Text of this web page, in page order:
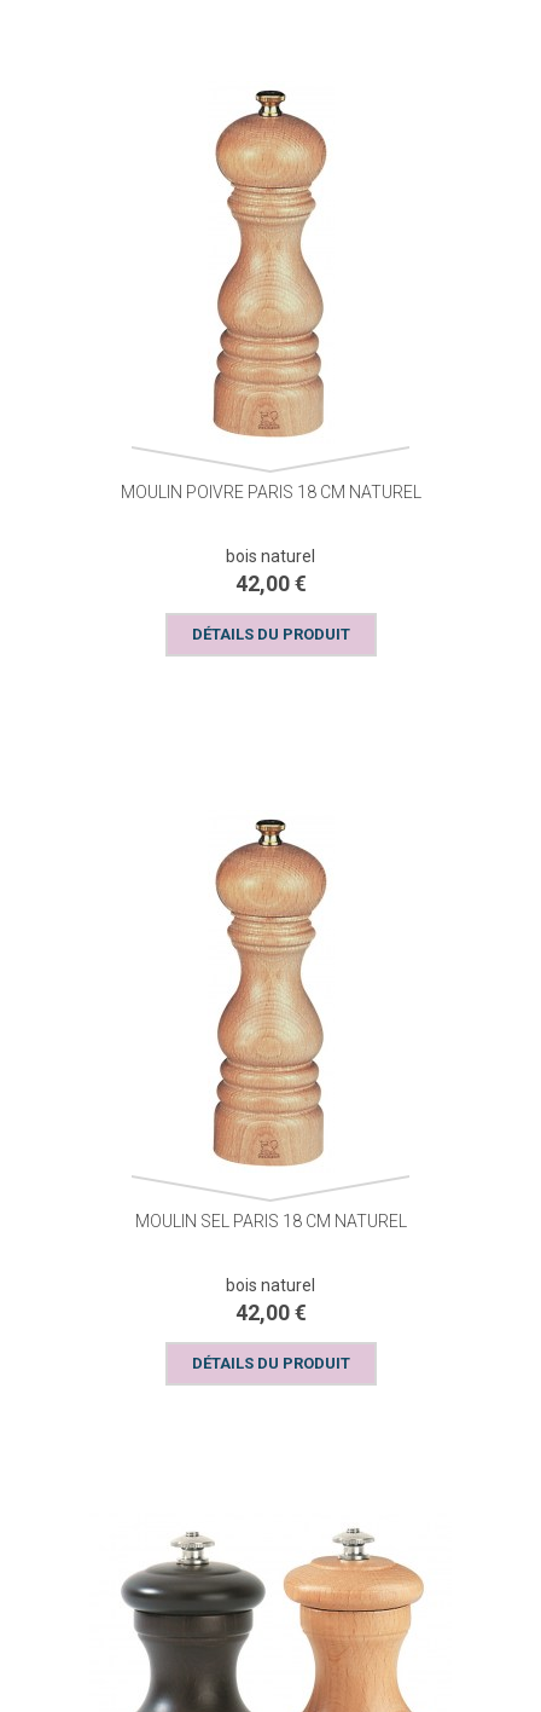
MOULIN POIVRE PARIS 18 CM NATUREL
bois naturel
42,00 €
DÉTAILS DU PRODUIT
MOULIN SEL PARIS 18 CM NATUREL
bois naturel
42,00 €
DÉTAILS DU PRODUIT